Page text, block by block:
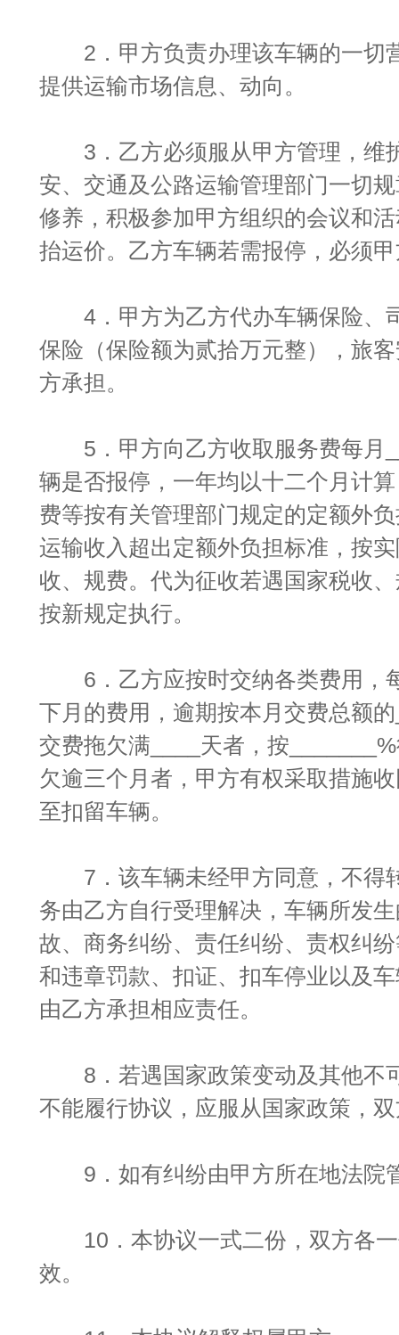
2．甲方负责办理该车辆的一切
提供运输市场信息、动向。
3．乙方必须服从甲方管理，维
安、交通及公路运输管理部门一切
修养，积极参加甲方组织的会议和
抬运价。乙方车辆若需报停，必须
4．甲方为乙方代办车辆保险、
保险（保险额为贰拾万元整），旅
方承担。
5．甲方向乙方收取服务费每月
辆是否报停，一年均以十二个月计
费等按有关管理部门规定的定额外
运输收入超出定额外负担标准，按
收、规费。代为征收若遇国家税收
按新规定执行。
6．乙方应按时交纳各类费用，
下月的费用，逾期按本月交费总额
交费拖欠满____天者，按
欠逾三个月者，甲方有权采取措施
至扣留车辆。
7．该车辆未经甲方同意，不得
务由乙方自行受理解决，车辆所发
故、商务纠纷、责任纠纷、责权纠
和违章罚款、扣证、扣车停业以及
由乙方承担相应责任。
8．若遇国家政策变动及其他不
不能履行协议，应服从国家政策，
9．如有纠纷由甲方所在地法院
10．本协议一式二份，双方各一
效。